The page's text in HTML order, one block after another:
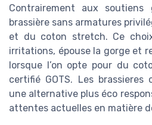
Contrairement aux soutiens
brassière sans armatures
et du coton stretch. Ce
irritations, épouse la gorge et
lorsque l’on opte pour du
certifié GOTS. Les
une alternative plus éco
attentes actuelles en matière